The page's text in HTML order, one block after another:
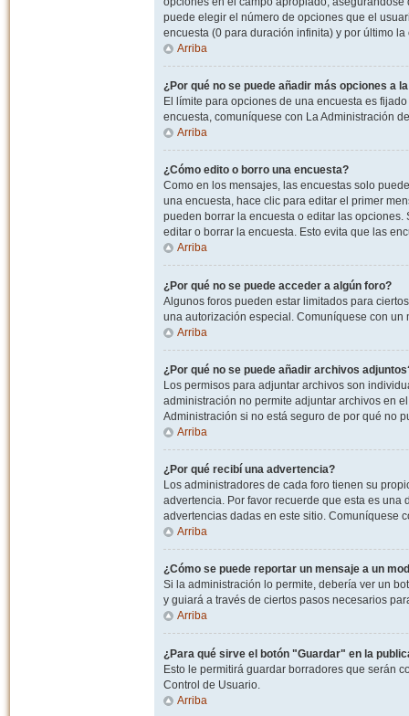
puede elegir el número de opciones que el
encuesta (0 para duración infinita) y por último
Arriba
¿Por qué no se puede añadir más opciones a
El límite para opciones de una encuesta es
encuesta, comuníquese con La Administración
Arriba
¿Cómo edito o borro una encuesta?
Como en los mensajes, las encuestas solo
una encuesta, hace clic para editar el primer
pueden borrar la encuesta o editar las
editar o borrar la encuesta. Esto evita que las
Arriba
¿Por qué no se puede acceder a algún foro?
Algunos foros pueden estar limitados para
una autorización especial. Comuníquese con
Arriba
¿Por qué no se puede añadir archivos
Los permisos para adjuntar archivos son
administración no permite adjuntar archivos en
Administración si no está seguro de por qué no
Arriba
¿Por qué recibí una advertencia?
Los administradores de cada foro tienen su
advertencia. Por favor recuerde que esta es
advertencias dadas en este sitio. Comuníquese
Arriba
¿Cómo se puede reportar un mensaje a un
Si la administración lo permite, debería ver un
y guiará a través de ciertos pasos necesarios
Arriba
¿Para qué sirve el botón "Guardar" en la
Esto le permitirá guardar borradores que serán
Control de Usuario.
Arriba